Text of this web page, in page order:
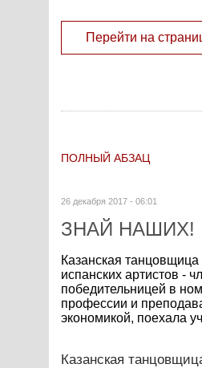
Перейти на
ПОЛНЫЙ АБЗАЦ
26 декабря 2017 - 06:01
ЗНАЙ НАШИХ!
Казанская
испанских артистов -
победительницей в
профессии и
экономикой, поехала
Казанская